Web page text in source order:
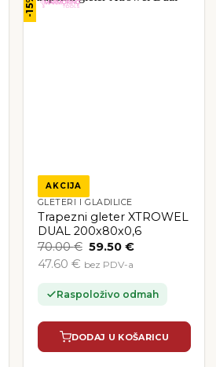
-15%
AKCIJA
GLETERI I GLADILICE
Trapezni gleter XTROWEL
DUAL 200x80x0,6
70.00€ Izvorna
bila
70.00 €.
59.50 €Trenutna
47.60 € bez PDV-a
Raspoloživo odmah
DODAJ U KOŠARICU